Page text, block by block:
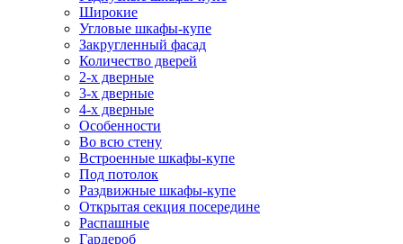
Широкие
Угловые шкафы-купе
Закругленный фасад
Количество дверей
2-х дверные
3-х дверные
4-х дверные
Особенности
Во всю стену
Встроенные шкафы-купе
Под потолок
Раздвижные шкафы-купе
Открытая секция посередине
Распашные
Гардероб